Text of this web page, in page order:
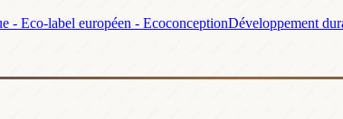
- Eco-label européen - EcoconceptionDéveloppement